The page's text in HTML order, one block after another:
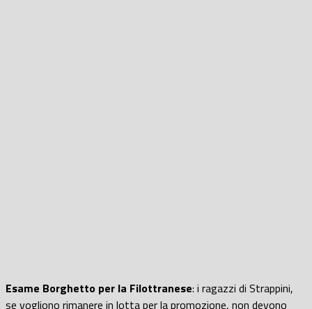
Esame Borghetto per la Filottranese: i ragazzi di Strappini,
se vogliono rimanere in lotta per la promozione, non devono